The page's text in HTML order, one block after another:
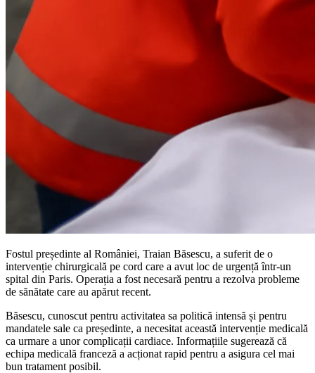
Fostul președinte al României, Traian Băsescu, a suferit de o
intervenție chirurgicală pe cord care a avut loc de urgență într-un
spital din Paris. Operația a fost necesară pentru a rezolva probleme
de sănătate care au apărut recent.
Băsescu, cunoscut pentru activitatea sa politică intensă și pentru
mandatele sale ca președinte, a necesitat această intervenție medicală
ca urmare a unor complicații cardiace. Informațiile sugerează că
echipa medicală franceză a acționat rapid pentru a asigura cel mai
bun tratament posibil.